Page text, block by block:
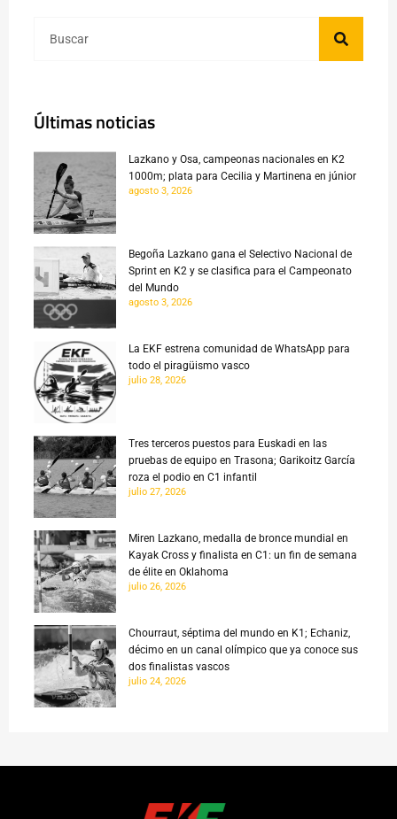
Últimas noticias
Lazkano y Osa, campeonas nacionales en K2
1000m; plata para Cecilia y Martinena en júnior
agosto 3, 2026
Begoña Lazkano gana el Selectivo Nacional de
Sprint en K2 y se clasifica para el Campeonato
del Mundo
agosto 3, 2026
La EKF estrena comunidad de WhatsApp para
todo el piragüismo vasco
julio 28, 2026
Tres terceros puestos para Euskadi en las
pruebas de equipo en Trasona; Garikoitz García
roza el podio en C1 infantil
julio 27, 2026
Miren Lazkano, medalla de bronce mundial en
Kayak Cross y finalista en C1: un fin de semana
de élite en Oklahoma
julio 26, 2026
Chourraut, séptima del mundo en K1; Echaniz,
décimo en un canal olímpico que ya conoce sus
dos finalistas vascos
julio 24, 2026